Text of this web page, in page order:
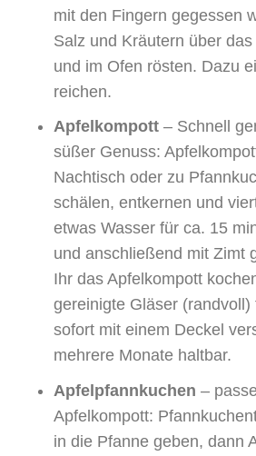
mit den Fingern gegessen
Salz und Kräutern über
und im Ofen rösten. Dazu
reichen.
Apfelkompott– Schnell
süßer Genuss:
Nachtisch oder zu
schälen, entkernen und
etwas Wasser für ca. 15
und anschließend mit Zimt
Ihr das Apfelkompott
gereinigte Gläser (randvoll)
sofort mit einem Deckel
mehrere Monate haltbar.
Apfelpfannkuchen –
Apfelkompott:
in die Pfanne geben, dann